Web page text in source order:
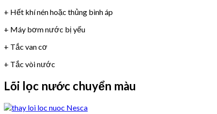
+ Hết khí nén hoặc thủng bình áp
+ Máy bơm nước bị yếu
+ Tắc van cơ
+ Tắc vòi nước
Lõi lọc nước chuyển màu